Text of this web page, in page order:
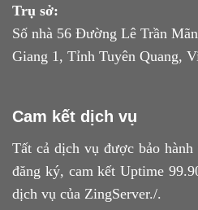
Trụ sở:
Số nhà 56 Đường Lê Trần
Giang 1, Tỉnh Tuyên Quang,
Cam kết dịch vụ
Tất cả dịch vụ được bảo
đăng ký, cam kết Uptime
dịch vụ của ZingServer./.